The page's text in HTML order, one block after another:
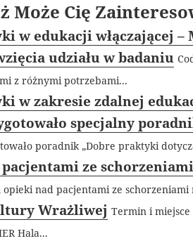
Może Cię
w edukacji włączającej
udziału w badaniu
z różnymi potrzebami...
w zakresie zdalnej
specjalny
poradnik „Dobre praktyki
pacjentami ze
opieki nad pacjentami ze
Wrażliwej Termin i
Hala...